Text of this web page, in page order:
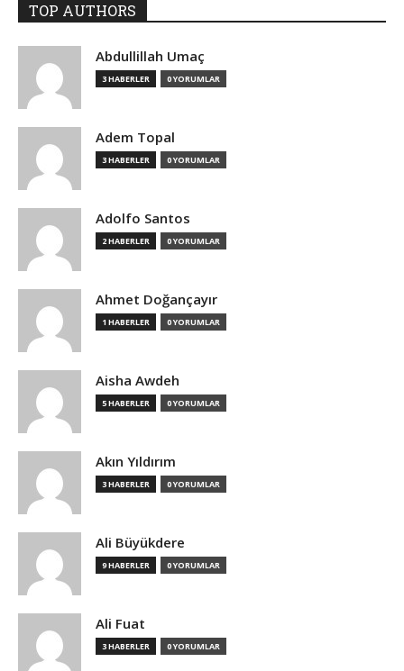
TOP AUTHORS
Abdullillah Umaç
3 HABERLER 0 YORUMLAR
Adem Topal
3 HABERLER 0 YORUMLAR
Adolfo Santos
2 HABERLER 0 YORUMLAR
Ahmet Doğançayır
1 HABERLER 0 YORUMLAR
Aisha Awdeh
5 HABERLER 0 YORUMLAR
Akın Yıldırım
3 HABERLER 0 YORUMLAR
Ali Büyükdere
9 HABERLER 0 YORUMLAR
Ali Fuat
3 HABERLER 0 YORUMLAR